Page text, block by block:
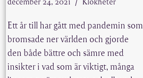
Ett år till har gått med pandemin som
bromsade ner världen och gjorde
den både bättre och sämre med
insikter i vad som är viktigt, många